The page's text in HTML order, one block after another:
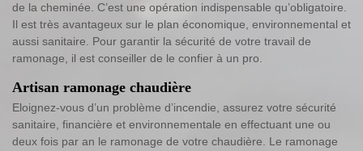
de la cheminée. C’est une opération indispensable qu’obligatoire.
Il est très avantageux sur le plan économique, environnemental et
aussi sanitaire. Pour garantir la sécurité de votre travail de
ramonage, il est conseiller de le confier à un pro.
Artisan ramonage chaudière
Eloignez-vous d’un problème d’incendie, assurez votre sécurité
sanitaire, financière et environnementale en effectuant une ou
deux fois par an le ramonage de votre chaudière. Le ramonage